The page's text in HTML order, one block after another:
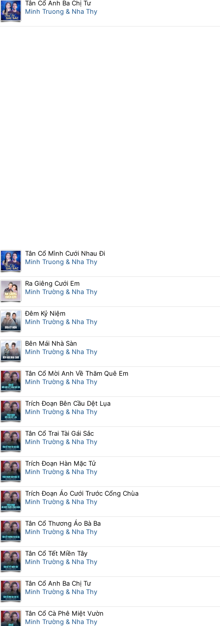
Tân Cổ Anh Ba Chị Tư
Minh Truong & Nha Thy
Tân Cổ Mình Cưới Nhau Đi
Minh Truong & Nha Thy
Ra Giêng Cưới Em
Minh Trường & Nha Thy
Đêm Kỷ Niệm
Minh Trường & Nha Thy
Bên Mái Nhà Sàn
Minh Trường & Nha Thy
Tân Cổ Mời Anh Về Thăm Quê Em
Minh Trường & Nha Thy
Trích Đoạn Bên Cầu Dệt Lụa
Minh Trường & Nha Thy
Tân Cổ Trai Tài Gái Sắc
Minh Trường & Nha Thy
Trích Đoạn Hàn Mặc Tử
Minh Trường & Nha Thy
Trích Đoạn Áo Cưới Trước Cổng Chùa
Minh Trường & Nha Thy
Tân Cổ Thương Áo Bà Ba
Minh Trường & Nha Thy
Tân Cổ Tết Miền Tây
Minh Trường & Nha Thy
Tân Cổ Anh Ba Chị Tư
Minh Trường & Nha Thy
Tân Cổ Cà Phê Miệt Vườn
Minh Trường & Nha Thy